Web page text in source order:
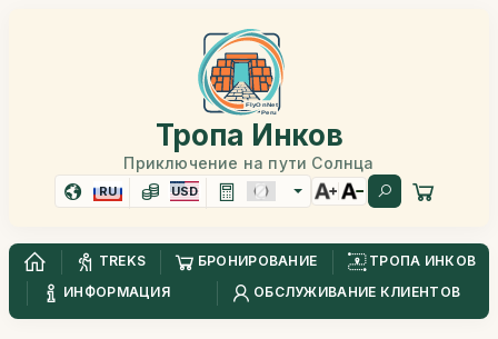
Тропа Инков
Приключение на пути Солнца
RU USD
TREKS БРОНИРОВАНИЕ
ТРОПА ИНКОВ
ИНФОРМАЦИЯ
ОБСЛУЖИВАНИЕ КЛИЕНТОВ